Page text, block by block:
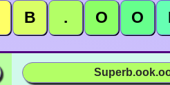
B . O O